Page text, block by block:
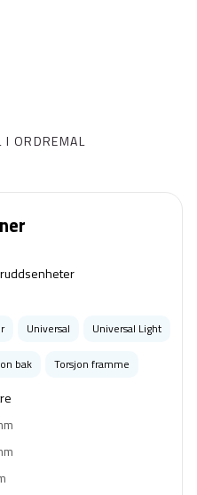
I ORDREMAL
Universal Universal Light
bak Torsjon framme